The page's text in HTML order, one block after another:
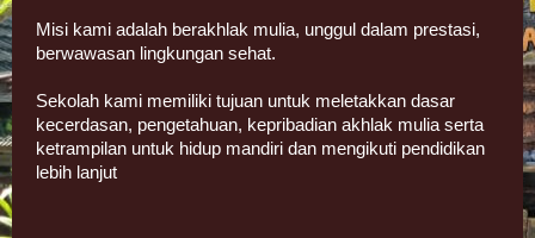
Misi kami adalah berakhlak mulia, unggul dalam prestasi,
berwawasan lingkungan sehat.
Sekolah kami memiliki tujuan untuk meletakkan dasar
kecerdasan, pengetahuan, kepribadian akhlak mulia serta
ketrampilan untuk hidup mandiri dan mengikuti pendidikan
lebih lanjut